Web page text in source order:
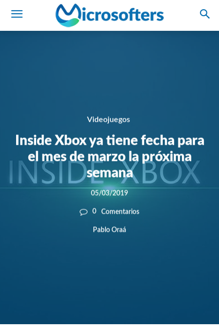
Videojuegos
Inside Xbox ya tiene fecha para
el mes de marzo la próxima
semana
05/03/2019
0 Comentarios
Pablo Oraá